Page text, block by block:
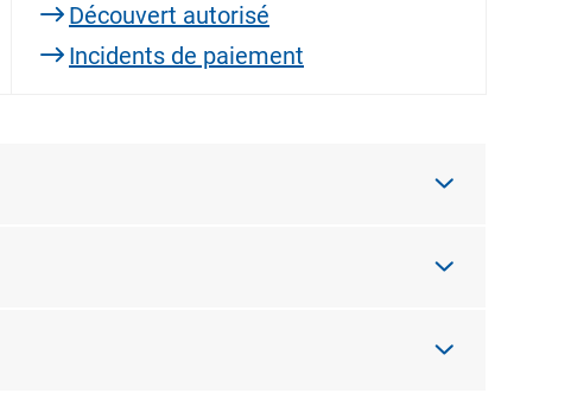
Découvert autorisé
Incidents de paiement